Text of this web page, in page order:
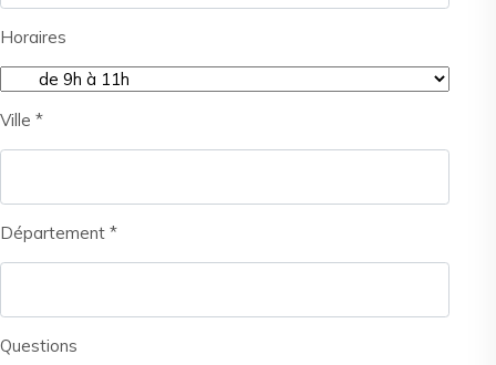
Horaires
Ville *
Département *
Questions